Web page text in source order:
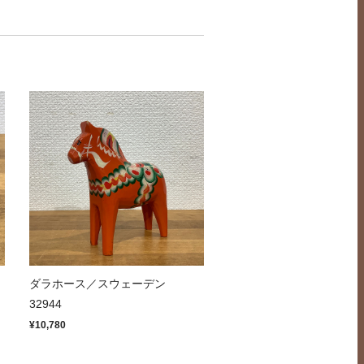
ダラホース／スウェーデン
32944
¥10,780